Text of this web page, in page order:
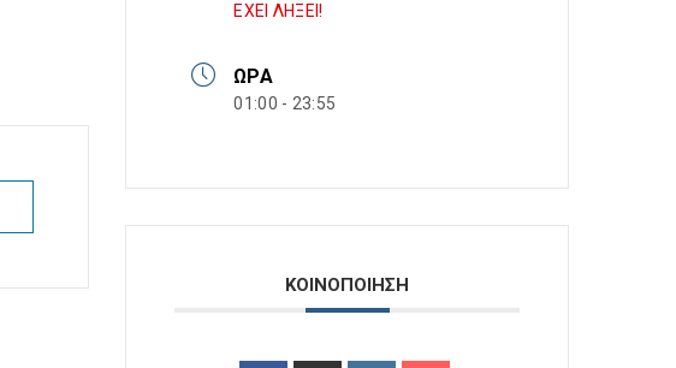
ΕΧΕΙ ΛΗΞΕΙ!
ΏΡΑ
01:00 - 23:55
ΚΟΙΝΟΠΟΙΗΣΗ